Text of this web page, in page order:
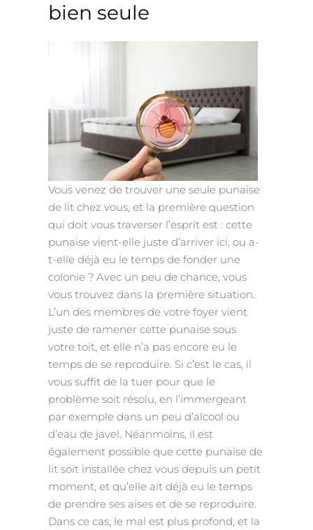
bien seule
Vous venez de trouver une seule punaise
de lit chez vous, et la première question
qui doit vous traverser l’esprit est : cette
punaise vient-elle juste d’arriver ici, ou a-
t-elle déjà eu le temps de fonder une
colonie ? Avec un peu de chance, vous
vous trouvez dans la première situation.
L’un des membres de votre foyer vient
juste de ramener cette punaise sous
votre toit, et elle n’a pas encore eu le
temps de se reproduire. Si c’est le cas, il
vous suffit de la tuer pour que le
problème soit résolu, en l’immergeant
par exemple dans un peu d’alcool ou
d’eau de javel. Néanmoins, il est
également possible que cette punaise de
lit soit installée chez vous depuis un petit
moment, et qu’elle ait déjà eu le temps
de prendre ses aises et de se reproduire.
Dans ce cas, le mal est plus profond, et la